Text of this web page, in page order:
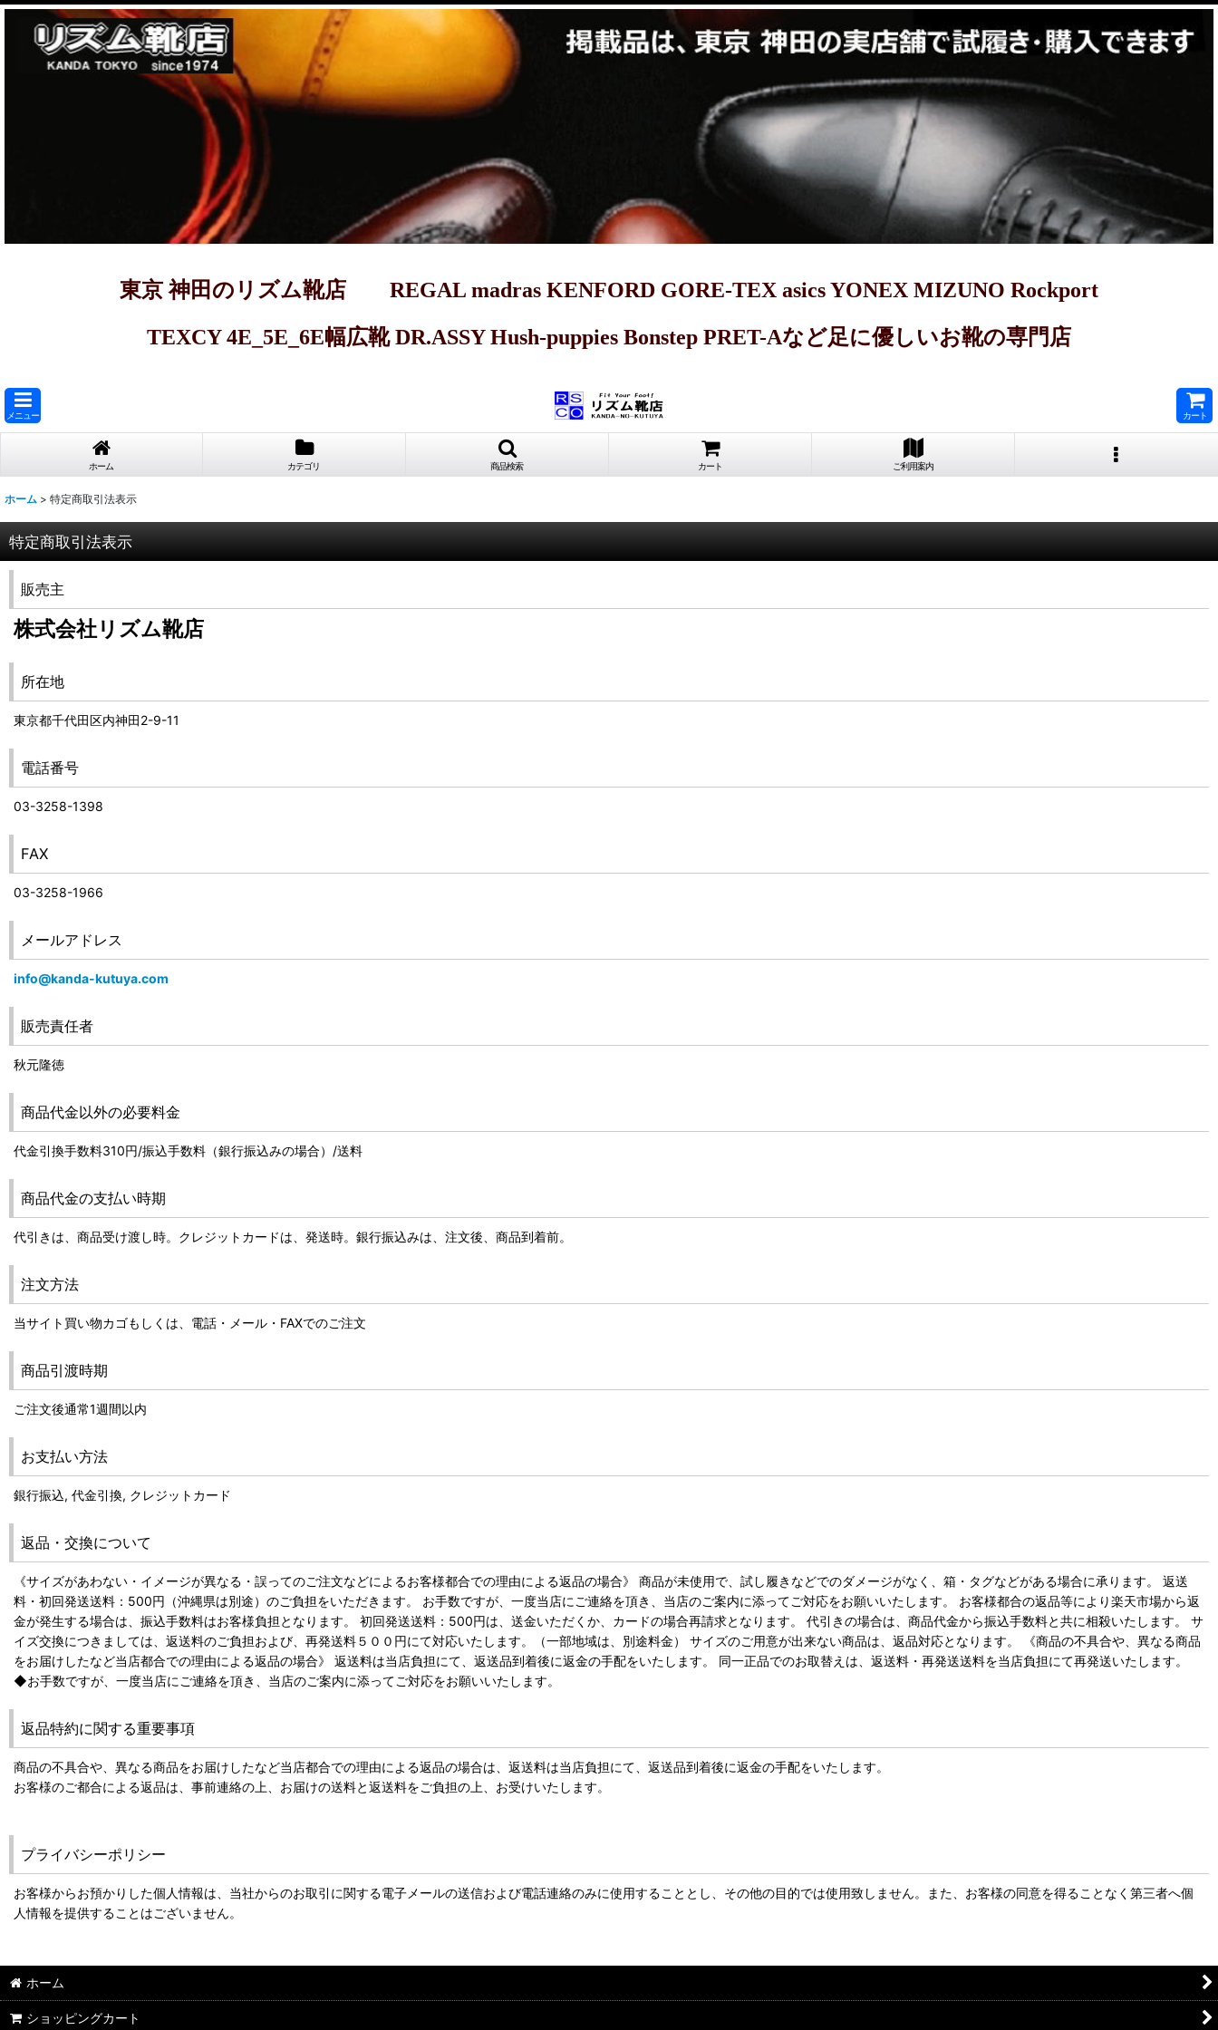
東京 神田のリズム靴店 REGAL madras KENFORD GORE-TEX asics YONEX MIZUNO Rockport
TEXCY 4E_5E_6E幅広靴 DR.ASSY Hush-puppies Bonstep PRET-Aなど足に優しいお靴の専門店
メニュー カート
ホーム カテゴリ 商品検索 カート ご利用案内
ホーム > 特定商取引法表示
特定商取引法表示
販売主
株式会社リズム靴店
所在地
東京都千代田区内神田2-9-11
電話番号
03-3258-1398
FAX
03-3258-1966
メールアドレス
info@kanda-kutuya.com
販売責任者
秋元隆徳
商品代金以外の必要料金
代金引換手数料310円/振込手数料（銀行振込みの場合）/送料
商品代金の支払い時期
代引きは、商品受け渡し時。クレジットカードは、発送時。銀行振込みは、注文後、商品到着前。
注文方法
当サイト買い物カゴもしくは、電話・メール・FAXでのご注文
商品引渡時期
ご注文後通常1週間以内
お支払い方法
銀行振込, 代金引換, クレジットカード
返品・交換について
《サイズがあわない・イメージが異なる・誤ってのご注文などによるお客様都合での理由による返品の場合》 商品が未使用で、試し履きなどでのダメージがなく、箱・タグなどがある場合に承ります。 返送
料・初回発送送料：500円（沖縄県は別途）のご負担をいただきます。 お手数ですが、一度当店にご連絡を頂き、当店のご案内に添ってご対応をお願いいたします。 お客様都合の返品等により楽天市場から返
金が発生する場合は、振込手数料はお客様負担となります。 初回発送送料：500円は、送金いただくか、カードの場合再請求となります。 代引きの場合は、商品代金から振込手数料と共に相殺いたします。 サ
イズ交換につきましては、返送料のご負担および、再発送料５００円にて対応いたします。（一部地域は、別途料金） サイズのご用意が出来ない商品は、返品対応となります。 《商品の不具合や、異なる商品
をお届けしたなど当店都合での理由による返品の場合》 返送料は当店負担にて、返送品到着後に返金の手配をいたします。 同一正品でのお取替えは、返送料・再発送送料を当店負担にて再発送いたします。
◆お手数ですが、一度当店にご連絡を頂き、当店のご案内に添ってご対応をお願いいたします。
返品特約に関する重要事項
商品の不具合や、異なる商品をお届けしたなど当店都合での理由による返品の場合は、返送料は当店負担にて、返送品到着後に返金の手配をいたします。
お客様のご都合による返品は、事前連絡の上、お届けの送料と返送料をご負担の上、お受けいたします。
プライバシーポリシー
お客様からお預かりした個人情報は、当社からのお取引に関する電子メールの送信および電話連絡のみに使用することとし、その他の目的では使用致しません。また、お客様の同意を得ることなく第三者へ個
人情報を提供することはございません。
ホーム
ショッピングカート